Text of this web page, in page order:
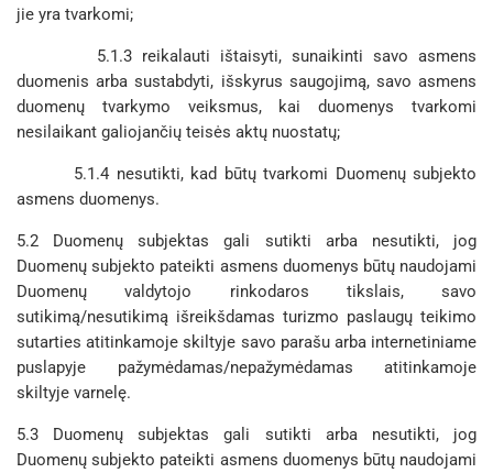
jie yra tvarkomi;
5.1.3 reikalauti ištaisyti, sunaikinti savo asmens
duomenis arba sustabdyti, išskyrus saugojimą, savo asmens
duomenų tvarkymo veiksmus, kai duomenys tvarkomi
nesilaikant galiojančių teisės aktų nuostatų;
5.1.4 nesutikti, kad būtų tvarkomi Duomenų subjekto
asmens duomenys.
5.2 Duomenų subjektas gali sutikti arba nesutikti, jog
Duomenų subjekto pateikti asmens duomenys būtų naudojami
Duomenų valdytojo rinkodaros tikslais, savo
sutikimą/nesutikimą išreikšdamas turizmo paslaugų teikimo
sutarties atitinkamoje skiltyje savo parašu arba internetiniame
puslapyje pažymėdamas/nepažymėdamas atitinkamoje
skiltyje varnelę.
5.3 Duomenų subjektas gali sutikti arba nesutikti, jog
Duomenų subjekto pateikti asmens duomenys būtų naudojami